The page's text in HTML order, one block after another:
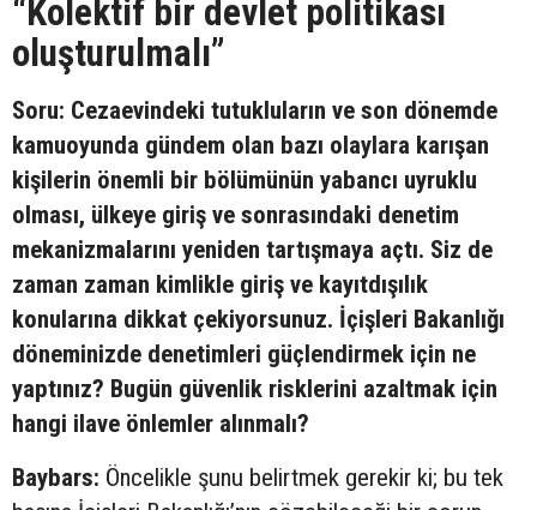
“Kolektif bir devlet politikası
oluşturulmalı”
Soru: Cezaevindeki tutukluların ve son dönemde
kamuoyunda gündem olan bazı olaylara karışan
kişilerin önemli bir bölümünün yabancı uyruklu
olması, ülkeye giriş ve sonrasındaki denetim
mekanizmalarını yeniden tartışmaya açtı. Siz de
zaman zaman kimlikle giriş ve kayıtdışılık
konularına dikkat çekiyorsunuz. İçişleri Bakanlığı
döneminizde denetimleri güçlendirmek için ne
yaptınız? Bugün güvenlik risklerini azaltmak için
hangi ilave önlemler alınmalı?
Baybars: Öncelikle şunu belirtmek gerekir ki; bu tek